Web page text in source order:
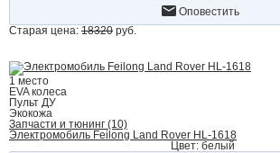
Оповестить
Старая цена: 18320 руб.
1 место
EVA колеса
Пульт ДУ
Экокожа
Запчасти и тюнинг (10)
Электромобиль Feilong Land Rover HL-1618
Цвет: белый